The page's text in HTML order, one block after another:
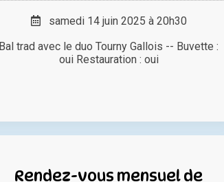
samedi 14 juin 2025 à 20h30
Bal trad avec le duo Tourny Gallois -- Buvette :
oui Restauration : oui
Rendez-vous mensuel de